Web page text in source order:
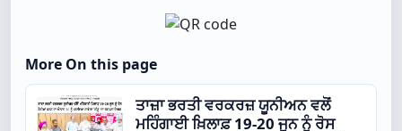
More On this page
ਤਾਜ਼ਾ ਭਰਤੀ ਵਰਕਰਜ਼ ਯੂਨੀਅਨ ਵਲੋਂ
ਮਹਿੰਗਾਈ ਖ਼ਿਲਾਫ਼ 19-20 ਜੂਨ ਨੂੰ ਰੋਸ